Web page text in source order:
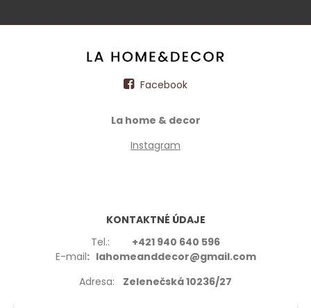
Facebook
La home & decor
Instagram
KONTAKTNÉ ÚDAJE
Tel.: +421 940 640 596
E-mail: lahomeanddecor@gmail.com
Adresa: Zelenečská 10236/27